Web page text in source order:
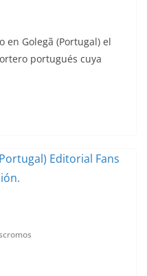
en Golegã (Portugal) el
portugués cuya